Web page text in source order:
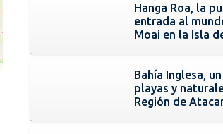
Hanga Roa, la
entrada al
Moai en la Isla
Bahía Inglesa,
playas y
Región de